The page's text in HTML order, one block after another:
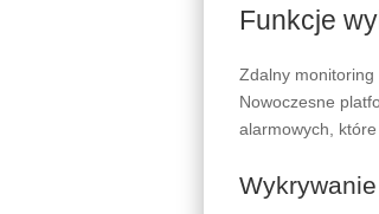
Funkcje
Zdalny monitoring
Nowoczesne
alarmowych,